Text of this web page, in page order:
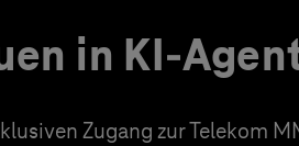
in KI-
Zugang zur Telekom